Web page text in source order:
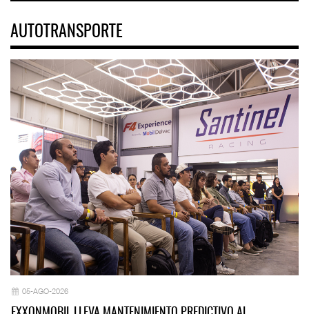
AUTOTRANSPORTE
05-AGO-2026